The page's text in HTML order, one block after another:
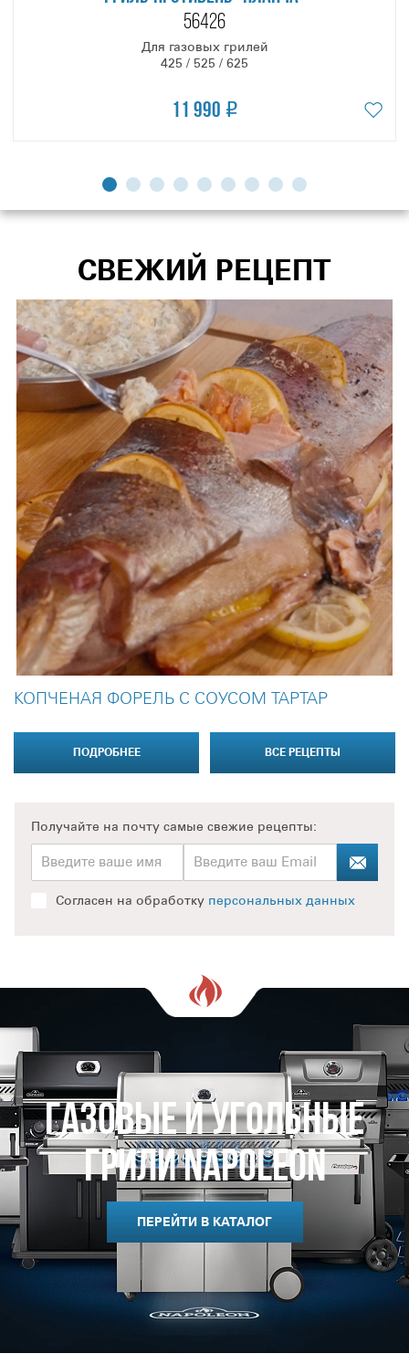
56426
Для газовых грилей
425 / 525 / 625
11 990
СВЕЖИЙ РЕЦЕПТ
КОПЧЕНАЯ ФОРЕЛЬ С СОУСОМ ТАРТАР
ПОДРОБНЕЕ ВСЕ РЕЦЕПТЫ
Получайте на почту самые свежие рецепты:
Согласен на обработку персональных данных
Газовые и Угольные
Грили Napoleon
ПЕРЕЙТИ В КАТАЛОГ